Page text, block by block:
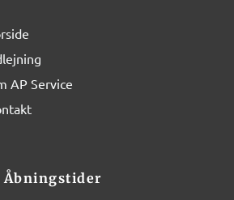
AP Service
Åbningstider